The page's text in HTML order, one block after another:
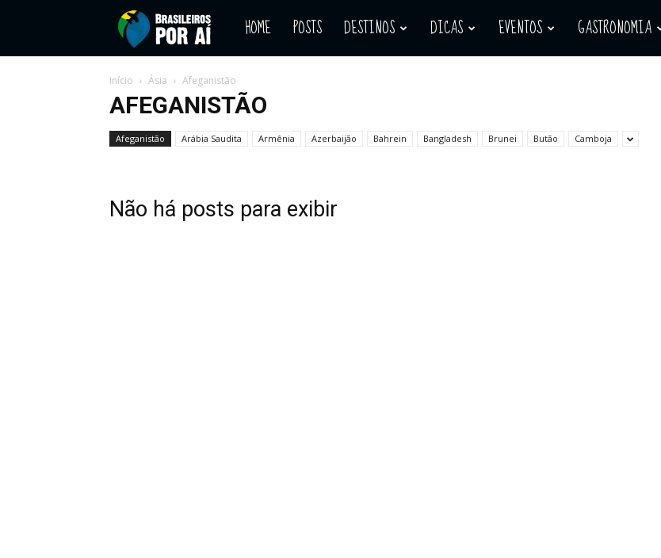
Blog
–
HOME POSTS DESTINOS DICAS EVENTOS GASTRONOMIA
Início Ásia Afeganistão
AFEGANISTÃO
Afeganistão Arábia Saudita Armênia Azerbaijão Bahrein Bangladesh Brunei Butão Camboja
Não há posts para exibir